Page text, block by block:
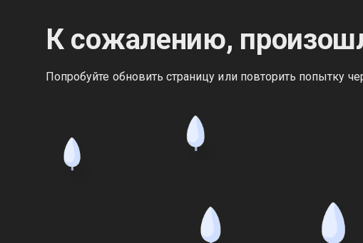
К сожалению,
Попробуйте обновить страницу или повторить попытку